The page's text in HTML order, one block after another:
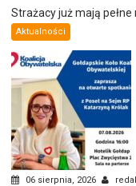
Strażacy już mają pełne
Aktualności
06 sierpnia, 2026